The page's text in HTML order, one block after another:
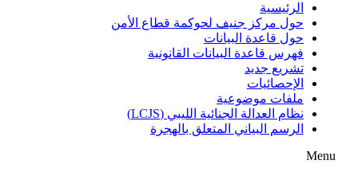
الرئيسية
حول مركز جنيف لحوكمة قطاع الأمن
حول قاعدة البيانات
فهرس قاعدة البيانات القانونية
تشريع جديد
الإحصائيات
ملفات موضوعية
نظام العدالة الجنائية الليبي (LCJS)
الرسم البياني المتعلق بالهجرة
Menu